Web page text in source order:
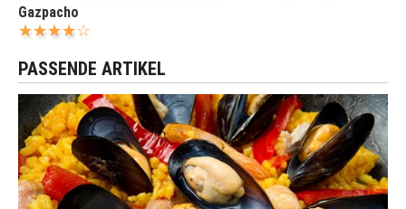
Gazpacho
PASSENDE ARTIKEL